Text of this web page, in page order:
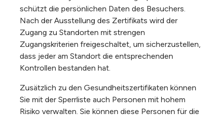
schützt die persönlichen Daten des Besuchers.
Nach der Ausstellung des Zertifikats wird der
Zugang zu Standorten mit strengen
Zugangskriterien freigeschaltet, um sicherzustellen,
dass jeder am Standort die entsprechenden
Kontrollen bestanden hat.
Zusätzlich zu den Gesundheitszertifikaten können
Sie mit der Sperrliste auch Personen mit hohem
Risiko verwalten. Sie können diese Personen für die